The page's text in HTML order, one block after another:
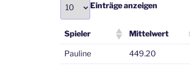
Einträge anzeigen
Spieler Mittelwert
Pauline 449.20